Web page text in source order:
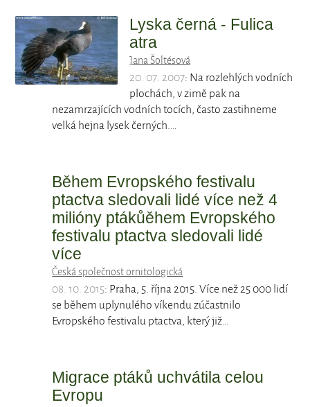
Lyska černá - Fulica
atra
Jana Šoltésová
20. 07. 2007: Na rozlehlých vodních
plochách, v zimě pak na
nezamrzajících vodních tocích, často zastihneme
velká hejna lysek černých.…
Během Evropského festivalu
ptactva sledovali lidé více než 4
milióny ptákůěhem Evropského
festivalu ptactva sledovali lidé
více
Česká společnost ornitologická
08. 10. 2015: Praha, 5. října 2015. Více než 25 000 lidí
se během uplynulého víkendu zúčastnilo
Evropského festivalu ptactva, který již…
Migrace ptáků uchvátila celou
Evropu